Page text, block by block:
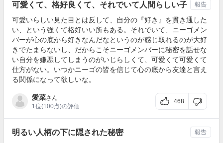
可愛くて、格好良くて、それでいて人間らしい子
可愛いらしい見た目とは反して、自分の『好き』を貫き通した
い、という強くて格好いい所もある。それでいて、ニーゴメン
バーが心の底から好きなんだなというのが感じ取れるのが大好
きでたまらないし、だからこそニーゴメンバーに秘密を話せな
い自分を嫌悪してしまうのがいじらしくて、可愛くて可愛くて
仕方がない。いつかニーゴの皆を信じて心の底から友達と言え
る関係になって欲しいな。
愛菜さん
1位(100点)の評価
468
報告
明るい人柄の下に隠された秘密 報告